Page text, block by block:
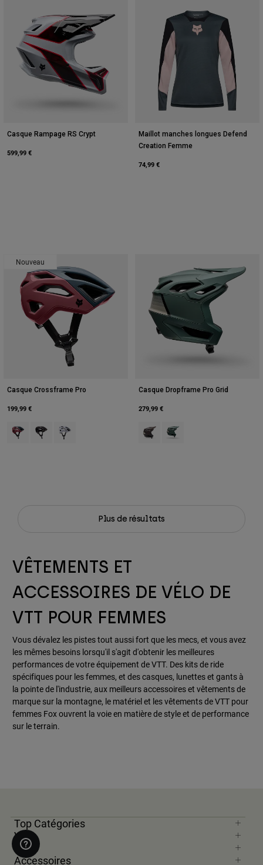
Casque Rampage RS Crypt
599,99 €
Maillot manches longues Defend
Creation Femme
74,99 €
Nouveau
Casque Crossframe Pro
199,99 €
Product swatch type of Berry.
Product swatch type of Marron Cacao.
Product swatch type of Blanc.
Casque Dropframe Pro Grid
279,99 €
Product swatch type of Marron
Product swatch type of
Plus de résultats
VÊTEMENTS ET
ACCESSOIRES DE VÉLO DE
VTT POUR FEMMES
Vous dévalez les pistes tout aussi fort que les mecs, et vous avez
les mêmes besoins lorsqu'il s'agit d'obtenir les meilleures
performances de votre équipement de VTT. Des kits de ride
spécifiques pour les femmes, et des casques, lunettes et gants à
la pointe de l'industrie, aux meilleurs accessoires et vêtements de
marque sur la montagne, le matériel et les vêtements de VTT pour
femmes Fox ouvrent la voie en matière de style et de performance
sur le terrain.
Top Catégories
VTT
Moto
Accessoires